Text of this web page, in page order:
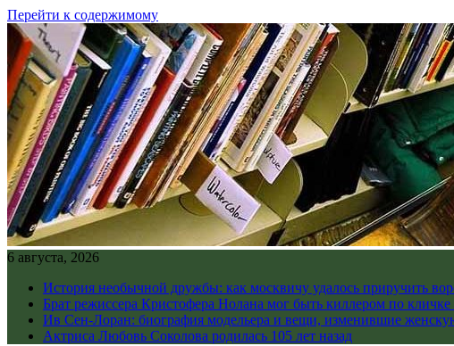
Перейти к содержимому
6 августа, 2026
История необычной дружбы: как москвичу удалось приручить
Брат режиссера Кристофера Нолана мог быть киллером по
Ив Сен-Лоран: биография модельера и вещи, изменившие
Актриса Любовь Соколова родилась 105 лет назад